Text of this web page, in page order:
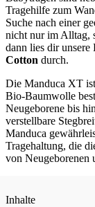
Tragehilfe zum
Suche nach einer
nicht nur im Alltag,
dann lies dir
Cotton durch.
Die Manduca XT
Bio-Baumwolle
Neugeborene bis
verstellbare
Manduca
Tragehaltung, die
von Neugeborenen
Inhalte